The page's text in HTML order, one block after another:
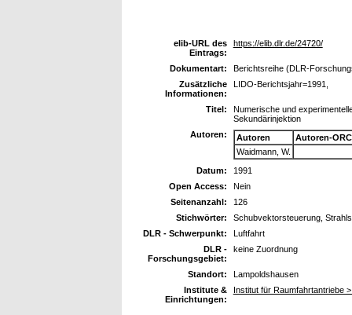
elib-URL des
Eintrags:
https://elib.dlr.de/24720/
Dokumentart:
Berichtsreihe (DLR-
Zusätzliche
Informationen:
LIDO-Berichtsjahr=1991,
Titel:
Numerische und
Sekundärinjektion
Autoren:
Autoren
Autoren-
Waidmann, W.
Datum:
1991
Open Access:
Nein
Seitenanzahl:
126
Stichwörter:
Schubvektorsteuerung,
DLR - Schwerpunkt:
Luftfahrt
DLR -
Forschungsgebiet:
keine Zuordnung
Standort:
Lampoldshausen
Institute &
Einrichtungen:
Institut für Raumfahrtantriebe